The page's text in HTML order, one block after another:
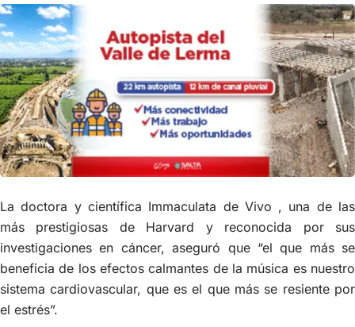
La doctora y científica Immaculata de Vivo , una de las
más prestigiosas de Harvard y reconocida por sus
investigaciones en cáncer, aseguró que “el que más se
beneficia de los efectos calmantes de la música es nuestro
sistema cardiovascular, que es el que más se resiente por
el estrés”.